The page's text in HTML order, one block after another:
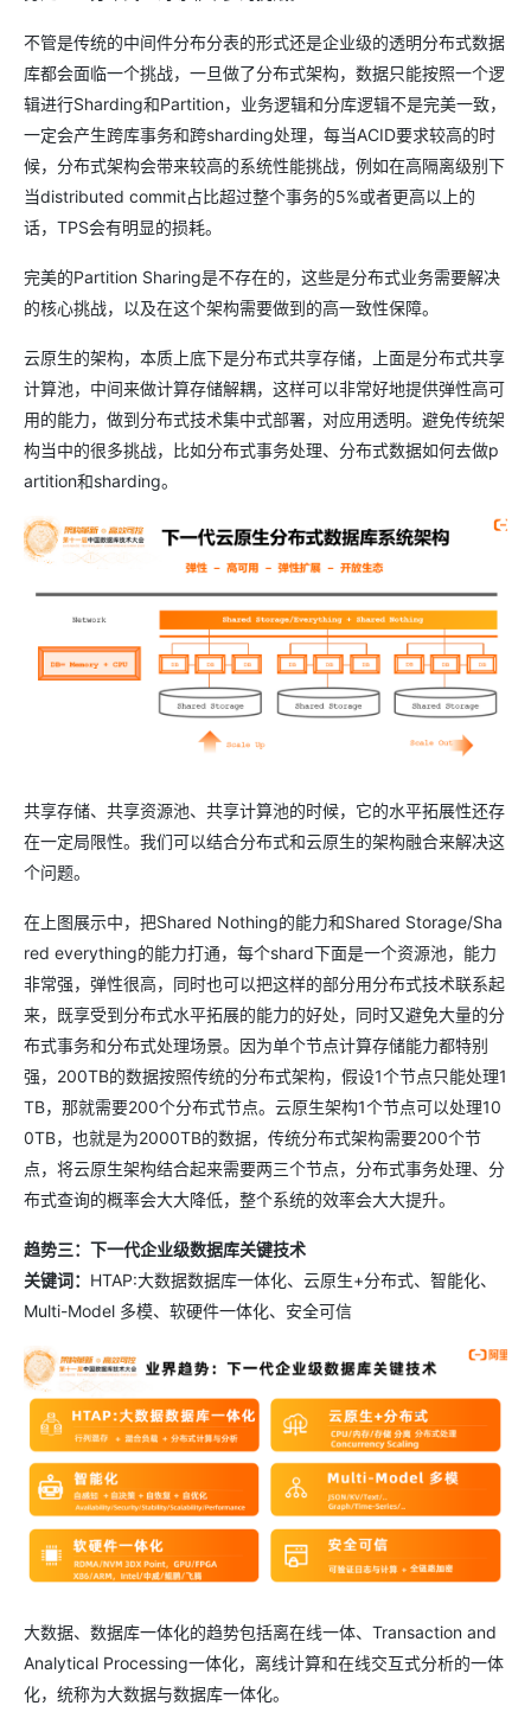
不管是传统的中间件分布分表的形式还是企业级的透明分布式数据
库都会面临一个挑战，一旦做了分布式架构，数据只能按照一个逻
辑进行Sharding和Partition，业务逻辑和分库逻辑不是完美一致，
一定会产生跨库事务和跨sharding处理，每当ACID要求较高的时
候，分布式架构会带来较高的系统性能挑战，例如在高隔离级别下
当distributed commit占比超过整个事务的5%或者更高以上的
话，TPS会有明显的损耗。
完美的Partition Sharing是不存在的，这些是分布式业务需要解决
的核心挑战，以及在这个架构需要做到的高一致性保障。
云原生的架构，本质上底下是分布式共享存储，上面是分布式共享
计算池，中间来做计算存储解耦，这样可以非常好地提供弹性高可
用的能力，做到分布式技术集中式部署，对应用透明。避免传统架
构当中的很多挑战，比如分布式事务处理、分布式数据如何去做p
artition和sharding。
共享存储、共享资源池、共享计算池的时候，它的水平拓展性还存
在一定局限性。我们可以结合分布式和云原生的架构融合来解决这
个问题。
在上图展示中，把Shared Nothing的能力和Shared Storage/Sha
red everything的能力打通，每个shard下面是一个资源池，能力
非常强，弹性很高，同时也可以把这样的部分用分布式技术联系起
来，既享受到分布式水平拓展的能力的好处，同时又避免大量的分
布式事务和分布式处理场景。因为单个节点计算存储能力都特别
强，200TB的数据按照传统的分布式架构，假设1个节点只能处理1
TB，那就需要200个分布式节点。云原生架构1个节点可以处理10
0TB，也就是为2000TB的数据，传统分布式架构需要200个节
点，将云原生架构结合起来需要两三个节点，分布式事务处理、分
布式查询的概率会大大降低，整个系统的效率会大大提升。
趋势三：下一代企业级数据库关键技术
关键词： HTAP:大数据数据库一体化、云原生+分布式、智能化、
Multi-Model 多模、软硬件一体化、安全可信
大数据、数据库一体化的趋势包括离在线一体、Transaction and
Analytical Processing一体化，离线计算和在线交互式分析的一体
化，统称为大数据与数据库一体化。